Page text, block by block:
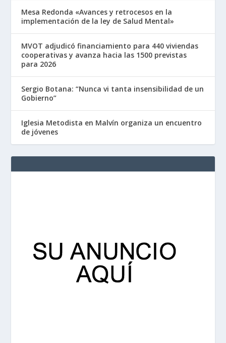
Mesa Redonda «Avances y retrocesos en la
implementación de la ley de Salud Mental»
MVOT adjudicó financiamiento para 440 viviendas
cooperativas y avanza hacia las 1500 previstas
para 2026
Sergio Botana: “Nunca vi tanta insensibilidad de un
Gobierno”
Iglesia Metodista en Malvín organiza un encuentro
de jóvenes